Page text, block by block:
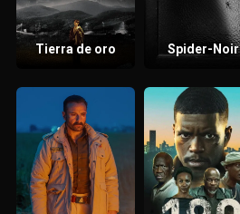
Tierra de oro Spider-Noir